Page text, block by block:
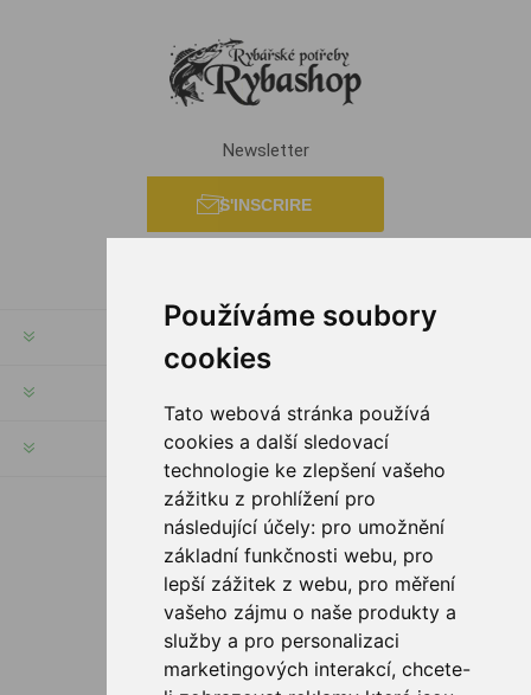
Používáme soubory
cookies
Tato webová stránka používá
cookies a další sledovací
technologie ke zlepšení vašeho
zážitku z prohlížení pro
následující účely: pro umožnění
základní funkčnosti webu, pro
lepší zážitek z webu, pro měření
vašeho zájmu o naše produkty a
služby a pro personalizaci
marketingových interakcí, chcete-
Newsletter
S'INSCRIRE
SERVICES
SUIVEZ NOUS
OPTIONS DE PAIEMENT